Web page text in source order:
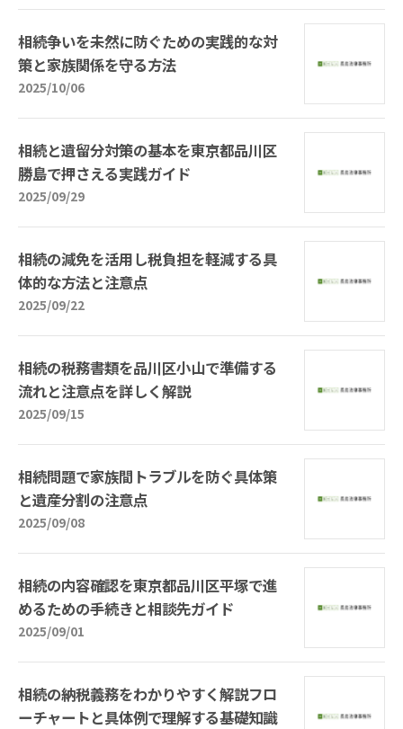
相続争いを未然に防ぐための実践的な対
策と家族関係を守る方法
2025/10/06
相続と遺留分対策の基本を東京都品川区
勝島で押さえる実践ガイド
2025/09/29
相続の減免を活用し税負担を軽減する具
体的な方法と注意点
2025/09/22
相続の税務書類を品川区小山で準備する
流れと注意点を詳しく解説
2025/09/15
相続問題で家族間トラブルを防ぐ具体策
と遺産分割の注意点
2025/09/08
相続の内容確認を東京都品川区平塚で進
めるための手続きと相談先ガイド
2025/09/01
相続の納税義務をわかりやすく解説フロ
ーチャートと具体例で理解する基礎知識